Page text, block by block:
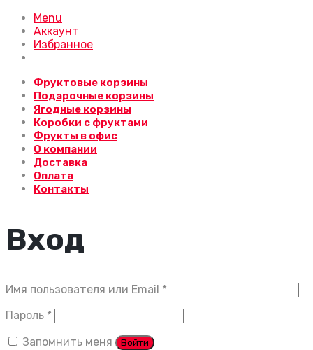
Menu
Аккаунт
Избранное
Фруктовые корзины
Подарочные корзины
Ягодные корзины
Коробки с фруктами
Фрукты в офис
О компании
Доставка
Оплата
Контакты
Вход
Имя пользователя или Email *
Пароль *
Запомнить меня Войти